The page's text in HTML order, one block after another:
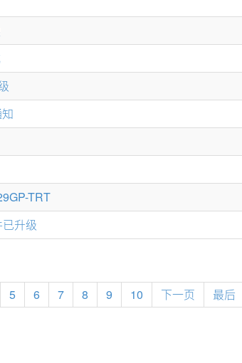
TRT
升级
5 6 7 8 9 10 下一页 最后